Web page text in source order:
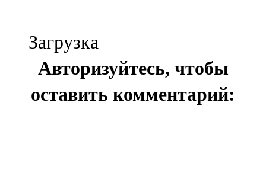
Загрузка
Авторизуйтесь, чтобы
оставить комментарий: